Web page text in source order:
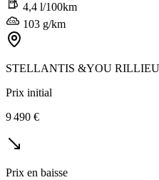
4,4 l/100km
103 g/km
STELLANTIS &YOU
Prix initial
9 490 €
Prix en baisse